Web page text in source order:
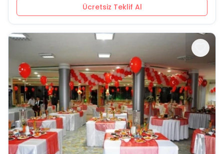
Ücretsiz Teklif Al